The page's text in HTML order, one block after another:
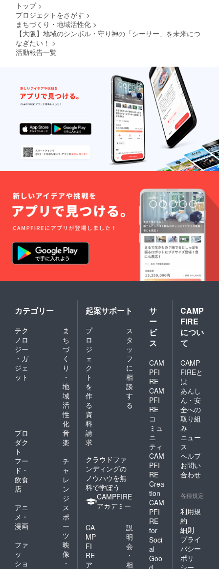
ザイ
れも浅
香の
シー
サーの
イラス
トのイ
ラスト
入り ＊
写真は
イメー
ジで
す。若
干の変
更の可
す。
す。 ②
トート
シー
サーの
イラス
ト入
り、
W36×H
37×D11
内容量
10L ③
オリジ
ナルタ
オル：
フェイ
スタオ
34×84c
m ＊デ
ザイ
ン：
①〜③
のいず
れも浅
香の
シー
イラス
トのイ
ラスト
掲載写
真はイ
メージ
です。
若干の
変更の
可能性
ます。
<記念撮
影詳細>
・実施
日：
2022年
10月9日
あさか
でまつ
り ・場
所：大
阪市住
吉区浅
香中央
公園
・交通
滞在費
につい
ては、
別途自
己負担
いただ
きます
ように
トップ >
プロジェクトをさがす >
まちづくり・地域活性化 >
【大阪】地域のシンボル・守り神の「シーサー」を未来につ
なぎたい！ >
活動報告一覧
カテゴリー
テク
ノロ
ジー
・ガ
ジェ
ット
ま
ち
づ
く
り
・
地
域
活
性
化
プロ
ダク
ト
音
楽
フー
ド・
飲食
店
チ
ャ
レ
ン
ジ
アニ
メ・
漫画
ス
ポ
ー
ツ
ファ
ッ
ショ
映
像
・
起案サポート
プ
ロ
ジ
ェ
ク
ト
を
作
る
ス
タ
ッ
フ
に
相
談
す
る
資
料
請
求
クラウドファ
ンディングの
ノウハウを無
料で学ぼう
CAMPFIRE
アカデミー
CA
MP
FI
RE
ア
説
明
会
・
相
サ
ー
ビ
ス
CAM
PFI
RE
CAM
PFI
RE
コ
ミュ
ニ
ティ
CAM
PFI
RE
Crea
tion
CAM
PFI
RE
for
Soci
al
Goo
CAMP
FIRE
につい
て
CAMP
FIREと
は
あんし
ん・安
全への
取り組
み
ニュー
ス
ヘルプ
お問い
合わせ
各種規定
利用規
約
細則
プライ
バシー
ポリ